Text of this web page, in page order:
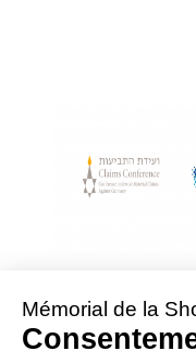
With Assistance from
Sponsored by the
Supported by